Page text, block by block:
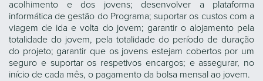
acolhimento e dos jovens; desenvolver a plataforma
informática de gestão do Programa; suportar os custos com a
viagem de ida e volta do jovem; garantir o alojamento pela
totalidade do jovem, pela totalidade do período de duração
do projeto; garantir que os jovens estejam cobertos por um
seguro e suportar os respetivos encargos; e assegurar, no
início de cada mês, o pagamento da bolsa mensal ao jovem.